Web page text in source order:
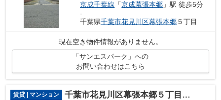
京成千葉線 「京成幕張本郷 」駅 徒歩5分
-
千葉県千葉市花見川区幕張本郷５丁目
現在空き物件情報がありません。
「サンエスパーク」への
お問い合わせはこちら
賃貸 | マンション 千葉市花見川区幕張本郷５丁目のマンション